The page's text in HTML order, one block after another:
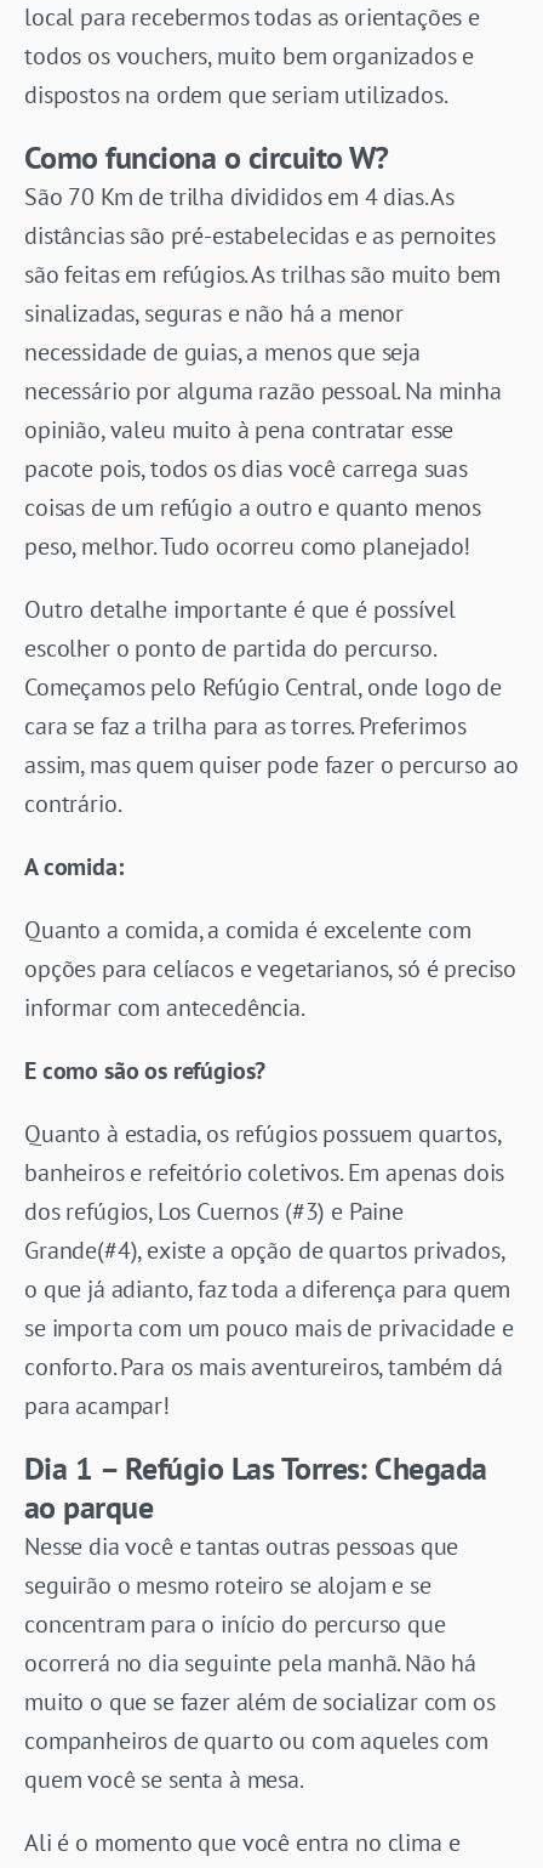
local para recebermos todas as orientações e
todos os vouchers, muito bem organizados e
dispostos na ordem que seriam utilizados.
Como funciona o circuito W?
São 70 Km de trilha divididos em 4 dias. As
distâncias são pré-estabelecidas e as pernoites
são feitas em refúgios. As trilhas são muito bem
sinalizadas, seguras e não há a menor
necessidade de guias, a menos que seja
necessário por alguma razão pessoal. Na minha
opinião, valeu muito à pena contratar esse
pacote pois, todos os dias você carrega suas
coisas de um refúgio a outro e quanto menos
peso, melhor. Tudo ocorreu como planejado!
Outro detalhe importante é que é possível
escolher o ponto de partida do percurso.
Começamos pelo Refúgio Central, onde logo de
cara se faz a trilha para as torres. Preferimos
assim, mas quem quiser pode fazer o percurso ao
contrário.
A comida:
Quanto a comida, a comida é excelente com
opções para celíacos e vegetarianos, só é preciso
informar com antecedência.
E como são os refúgios?
Quanto à estadia, os refúgios possuem quartos,
banheiros e refeitório coletivos. Em apenas dois
dos refúgios, Los Cuernos (#3) e Paine
Grande(#4), existe a opção de quartos privados,
o que já adianto, faz toda a diferença para quem
se importa com um pouco mais de privacidade e
conforto. Para os mais aventureiros, também dá
para acampar!
Dia 1 – Refúgio Las Torres: Chegada
ao parque
Nesse dia você e tantas outras pessoas que
seguirão o mesmo roteiro se alojam e se
concentram para o início do percurso que
ocorrerá no dia seguinte pela manhã. Não há
muito o que se fazer além de socializar com os
companheiros de quarto ou com aqueles com
quem você se senta à mesa.
Ali é o momento que você entra no clima e